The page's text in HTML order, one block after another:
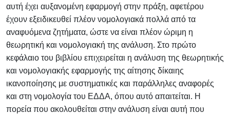
αυτή έχει αυξανομένη εφαρμογή στην πράξη, αφετέρου
έχουν εξειδικευθεί πλέον νομολογιακά πολλά από τα
αναφυόμενα ζητήματα, ώστε να είναι πλέον ώριμη η
θεωρητική και νομολογιακή της ανάλυση. Στο πρώτο
κεφάλαιο του βιβλίου επιχειρείται η ανάλυση της θεωρητικής
και νομολογιακής εφαρμογής της αίτησης δίκαιης
ικανοποίησης με συστηματικές και παράλληλες αναφορές
και στη νομολογία του ΕΔΔΑ, όπου αυτό απαιτείται. Η
πορεία που ακολουθείται στην ανάλυση είναι αυτή που